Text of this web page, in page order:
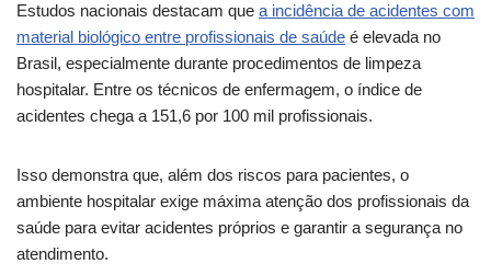
Estudos nacionais destacam que a incidência de acidentes com
material biológico entre profissionais de saúde é elevada no
Brasil, especialmente durante procedimentos de limpeza
hospitalar. Entre os técnicos de enfermagem, o índice de
acidentes chega a 151,6 por 100 mil profissionais.
Isso demonstra que, além dos riscos para pacientes, o
ambiente hospitalar exige máxima atenção dos profissionais da
saúde para evitar acidentes próprios e garantir a segurança no
atendimento.